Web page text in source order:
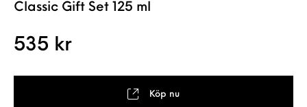
Classic Gift Set 125 ml
535 kr
Köp nu